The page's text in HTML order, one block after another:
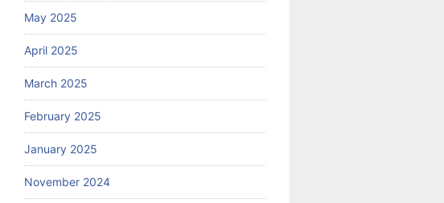
May 2025
April 2025
March 2025
February 2025
January 2025
November 2024